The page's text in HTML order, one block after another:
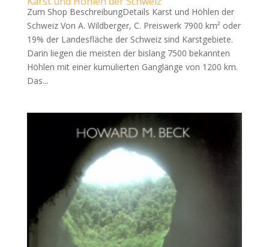
Zum Shop BeschreibungDetails Karst und Höhlen der
Schweiz Von A. Wildberger, C. Preiswerk 7900 km² oder
19% der Landesfläche der Schweiz sind Karstgebiete.
Darin liegen die meisten der bislang 7500 bekannten
Höhlen mit einer kumulierten Ganglänge von 1200 km.
Das...